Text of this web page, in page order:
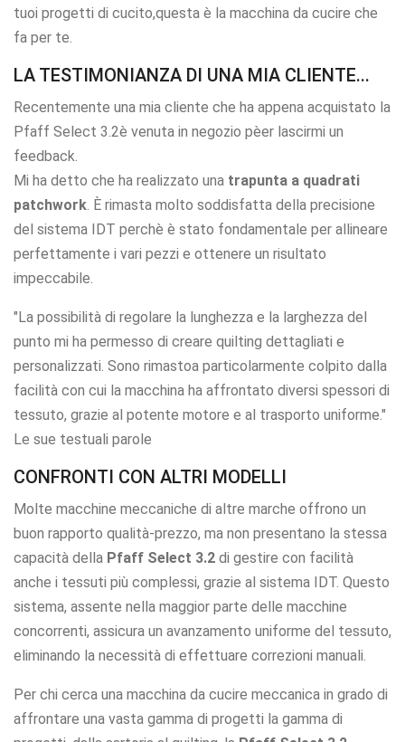
tuoi progetti di cucito,questa è la macchina da cucire che
fa per te.
LA TESTIMONIANZA DI UNA MIA CLIENTE...
Recentemente una mia cliente che ha appena acquistato la
Pfaff Select 3.2è venuta in negozio pèer lascirmi un
feedback.
Mi ha detto che ha realizzato una trapunta a quadrati
patchwork. È rimasta molto soddisfatta della precisione
del sistema IDT perchè è stato fondamentale per allineare
perfettamente i vari pezzi e ottenere un risultato
impeccabile.
"La possibilità di regolare la lunghezza e la larghezza del
punto mi ha permesso di creare quilting dettagliati e
personalizzati. Sono rimastoa particolarmente colpito dalla
facilità con cui la macchina ha affrontato diversi spessori di
tessuto, grazie al potente motore e al trasporto uniforme."
Le sue testuali parole
CONFRONTI CON ALTRI MODELLI
Molte macchine meccaniche di altre marche offrono un
buon rapporto qualità-prezzo, ma non presentano la stessa
capacità della Pfaff Select 3.2 di gestire con facilità
anche i tessuti più complessi, grazie al sistema IDT. Questo
sistema, assente nella maggior parte delle macchine
concorrenti, assicura un avanzamento uniforme del tessuto,
eliminando la necessità di effettuare correzioni manuali.
Per chi cerca una macchina da cucire meccanica in grado di
affrontare una vasta gamma di progetti la gamma di